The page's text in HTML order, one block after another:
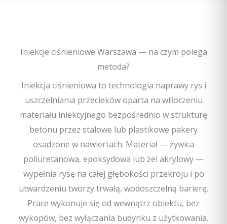
Iniekcje ciśnieniowe Warszawa — na czym polega
metoda?
Iniekcja ciśnieniowa to technologia naprawy rys i
uszczelniania przecieków oparta na wtłoczeniu
materiału iniekcyjnego bezpośrednio w strukturę
betonu przez stalowe lub plastikowe pakery
osadzone w nawiertach. Materiał — żywica
poliuretanowa, epoksydowa lub żel akrylowy —
wypełnia rysę na całej głębokości przekroju i po
utwardzeniu tworzy trwałą, wodoszczelną barierę.
Prace wykonuje się od wewnątrz obiektu, bez
wykopów, bez wyłączania budynku z użytkowania.